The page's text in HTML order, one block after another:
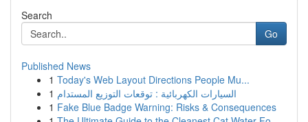
Search
Go
Published News
1 Today's Web Layout Directions People Mu...
1 السيارات الكهربائية : توقعات التوزيع المستدام
1 Fake Blue Badge Warning: Risks & Consequences